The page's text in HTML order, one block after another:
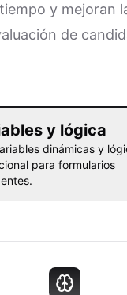
y mejoran
de
y lógica
dinámicas y
para formularios